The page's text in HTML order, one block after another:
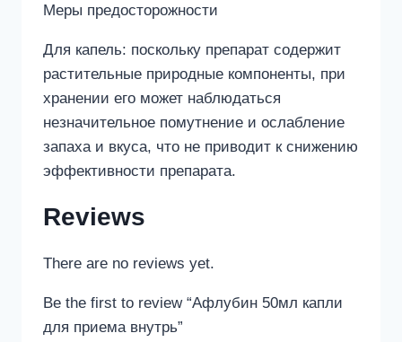
Меры предосторожности
Для капель: поскольку препарат содержит
растительные природные компоненты, при
хранении его может наблюдаться
незначительное помутнение и ослабление
запаха и вкуса, что не приводит к снижению
эффективности препарата.
Reviews
There are no reviews yet.
Be the first to review “Афлубин 50мл капли
для приема внутрь”